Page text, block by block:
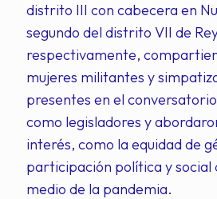
distrito III con cabecera en
segundo del distrito VII de
respectivamente,
mujeres militantes y
presentes en el
como legisladores y
interés, como la equidad de
participación política y social
medio de la pandemia.